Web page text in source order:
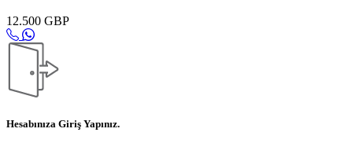
12.500 GBP
Hesabınıza Giriş Yapınız.